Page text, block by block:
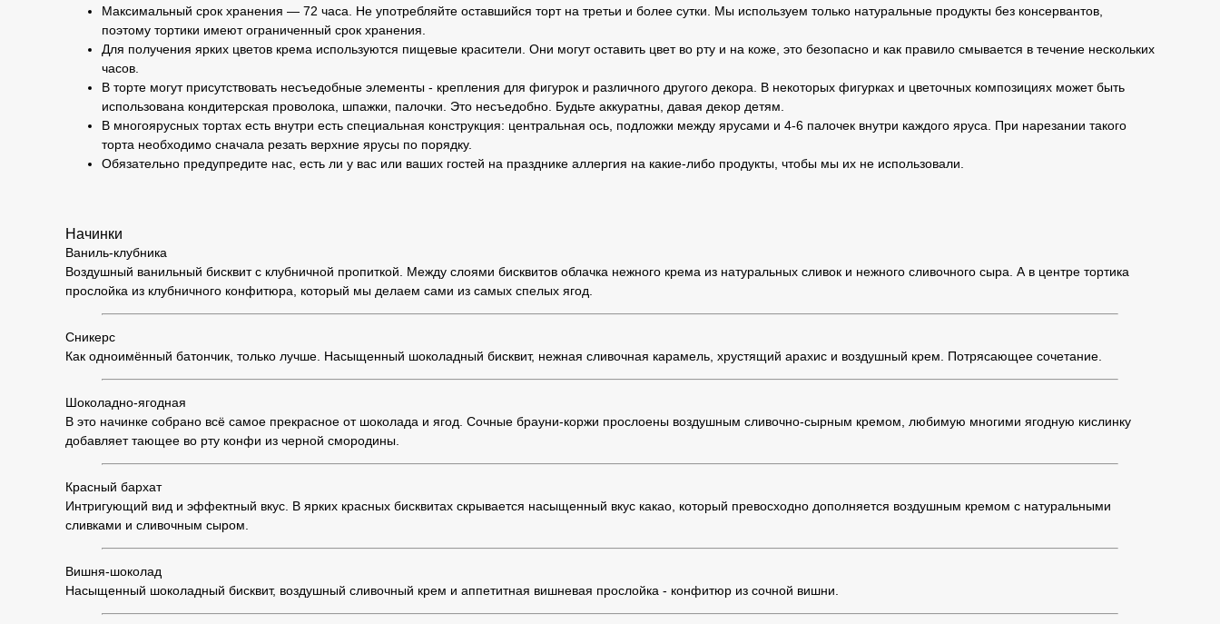
Максимальный срок хранения — 72 часа. Не употребляйте оставшийся торт на третьи и более сутки. Мы используем только натуральные продукты без консервантов,
поэтому тортики имеют ограниченный срок хранения.
Для получения ярких цветов крема используются пищевые красители. Они могут оставить цвет во рту и на коже, это безопасно и как правило смывается в течение нескольких
часов.
В торте могут присутствовать несъедобные элементы - крепления для фигурок и различного другого декора. В некоторых фигурках и цветочных композициях может быть
использована кондитерская проволока, шпажки, палочки. Это несъедобно. Будьте аккуратны, давая декор детям.
В многоярусных тортах есть внутри есть специальная конструкция: центральная ось, подложки между ярусами и 4-6 палочек внутри каждого яруса. При нарезании такого
торта необходимо сначала резать верхние ярусы по порядку.
Обязательно предупредите нас, есть ли у вас или ваших гостей на празднике аллергия на какие-либо продукты, чтобы мы их не использовали.
Начинки
Ваниль-клубника
Воздушный ванильный бисквит с клубничной пропиткой. Между слоями бисквитов облачка нежного крема из натуральных сливок и нежного сливочного сыра. А в центре тортика
прослойка из клубничного конфитюра, который мы делаем сами из самых спелых ягод.
Сникерс
Как одноимённый батончик, только лучше. Насыщенный шоколадный бисквит, нежная сливочная карамель, хрустящий арахис и воздушный крем. Потрясающее сочетание.
Шоколадно-ягодная
В это начинке собрано всё самое прекрасное от шоколада и ягод. Сочные брауни-коржи прослоены воздушным сливочно-сырным кремом, любимую многими ягодную кислинку
добавляет тающее во рту конфи из черной смородины.
Красный бархат
Интригующий вид и эффектный вкус. В ярких красных бисквитах скрывается насыщенный вкус какао, который превосходно дополняется воздушным кремом с натуральными
сливками и сливочным сыром.
Вишня-шоколад
Насыщенный шоколадный бисквит, воздушный сливочный крем и аппетитная вишневая прослойка - конфитюр из сочной вишни.